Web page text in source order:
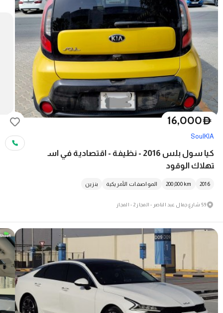
D
16,000
KIA
Soul
كيا سول بلس 2016 - نظيفة - اقتصادية في اس
تهلاك الوقود
2016
200,000 km المواصفات الأمريكية بنزين
59 شارع جمال عبد الناصر - المجاز 2 - المجاز